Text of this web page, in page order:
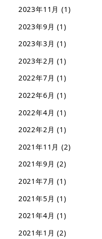
2023年11月 (1)
2023年9月 (1)
2023年3月 (1)
2023年2月 (1)
2022年7月 (1)
2022年6月 (1)
2022年4月 (1)
2022年2月 (1)
2021年11月 (2)
2021年9月 (2)
2021年7月 (1)
2021年5月 (1)
2021年4月 (1)
2021年1月 (2)